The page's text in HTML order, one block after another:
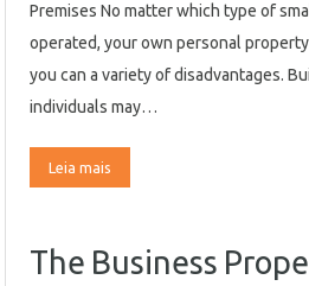
Premises No matter which type of
operated, your own personal
you can a variety of disadvantages.
individuals may…
Leia mais
The Business